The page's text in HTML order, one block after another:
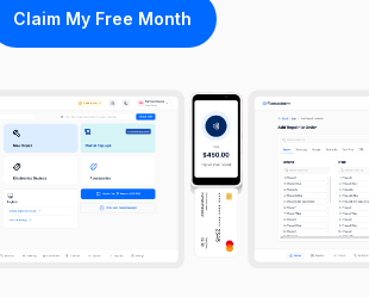
Claim My Free Month